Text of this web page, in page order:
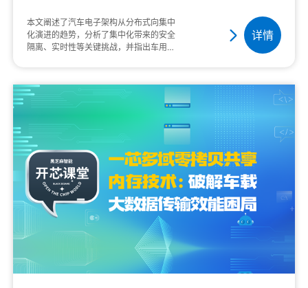
本文阐述了汽车电子架构从分布式向集中
化演进的趋势，分析了集中化带来的安全
隔离、实时性等关键挑战，并指出车用虚
安全，从而有效推···
详情